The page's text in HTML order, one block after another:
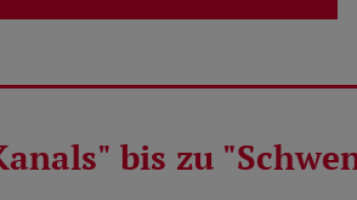
bis zu